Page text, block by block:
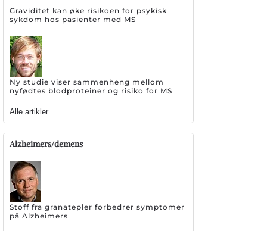
Graviditet kan øke risikoen for psykisk
sykdom hos pasienter med MS
Ny studie viser sammenheng mellom
nyfødtes blodproteiner og risiko for MS
Alle artikler
Alzheimers/demens
Stoff fra granatepler forbedrer symptomer
på Alzheimers